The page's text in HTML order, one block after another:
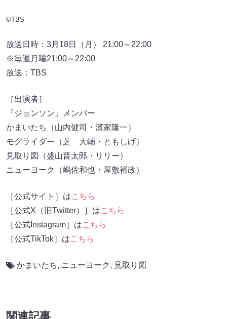
©TBS
放送日時：3月18日（月） 21:00～22:00
※毎週月曜21:00～22:00
放送：TBS
［出演者］
『ジョンソン』メンバー
かまいたち（山内健司・濱家隆一）
モグライダー（芝 大輔・ともしげ）
見取り図（盛山晋太郎・リリー）
ニューヨーク（嶋佐和也・屋敷裕政）
［公式サイト］はこちら
［公式X（旧Twitter）］はこちら
［公式Instagram］はこちら
［公式TikTok］はこちら
かまいたち, ニューヨーク , 見取り図
関連記事